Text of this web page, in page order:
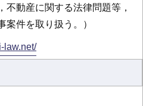
不動産に関する法律問題等，
案件を取り扱う。）
law.net/